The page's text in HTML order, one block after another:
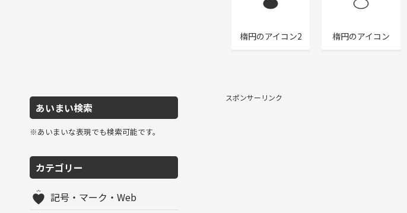
あいまい検索
※あいまいな表現でも検索可能です。
カテゴリー
記号・マーク・Web
楕円のアイコン2 楕円のアイコン
スポンサーリンク